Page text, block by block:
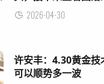
2026-04-30
许安丰：4.30黄金技
可以顺势多一波